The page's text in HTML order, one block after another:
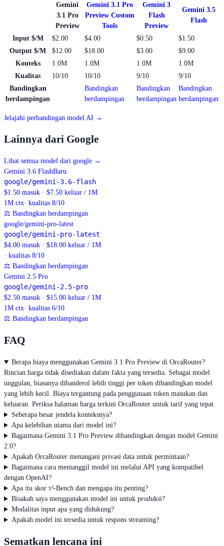
Gemini
3.1 Pro
Preview
Gemini 3.1 Pro
Preview Custom
Tools
Gemini 3
Flash
Preview
Gemini 3.5
Flash
Input $/M $2.00 $4.00 $0.50
$1.50
Output $/M
$12.00 $18.00 $3.00
$9.00
Konteks
1.0M 1.0M 1.0M
1.0M
Kualitas
10/10 10/10 9/10
9/10
Bandingkan
berdampingan
Bandingkan
berdampingan
Bandingkan
berdampingan
Bandingkan
berdampingan
Jelajahi perbandingan model AI →
Lainnya dari Google
Lihat semua model dari google →
Gemini 3.6 FlashBaru
google/gemini-3.6-flash
$1.50 masuk · $7.50 keluar / 1M
1M ctx· kualitas 8/10
⚖ Bandingkan berdampingan
google/gemini-pro-latest
google/gemini-pro-latest
$4.00 masuk · $18.00 keluar / 1M
· kualitas 8/10
⚖ Bandingkan berdampingan
Gemini 2.5 Pro
google/gemini-2.5-pro
$2.50 masuk · $15.00 keluar / 1M
1M ctx· kualitas 6/10
⚖ Bandingkan berdampingan
FAQ
Berapa biaya menggunakan Gemini 3.1 Pro Preview di OrcaRouter?
Rincian harga tidak disediakan dalam fakta yang tersedia. Sebagai model
unggulan, biasanya dibanderol lebih tinggi per token dibandingkan model
yang lebih kecil. Biaya tergantung pada penggunaan token masukan dan
keluaran. Periksa halaman harga terkini OrcaRouter untuk tarif yang tepat.
Seberapa besar jendela konteksnya?
Apa kelebihan utama dari model ini?
Bagaimana Gemini 3.1 Pro Preview dibandingkan dengan model Gemini
2.0?
Apakah OrcaRouter menangani privasi data untuk permintaan?
Bagaimana cara memanggil model ini melalui API yang kompatibel
dengan OpenAI?
Apa itu skor τ²-Bench dan mengapa itu penting?
Bisakah saya menggunakan model ini untuk produksi?
Modalitas input apa yang didukung?
Apakah model ini tersedia untuk respons streaming?
Sematkan lencana ini